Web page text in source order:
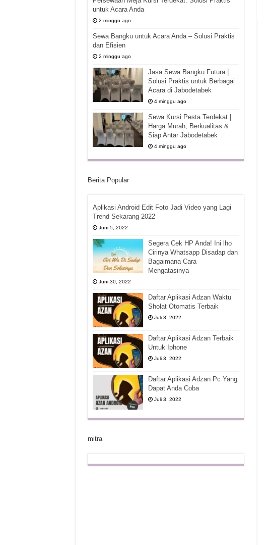
untuk Acara Anda
2 minggu ago
Sewa Bangku untuk Acara Anda – Solusi Praktis
dan Efisien
2 minggu ago
Jasa Sewa Bangku Futura |
Solusi Praktis untuk Berbagai
Acara di Jabodetabek
4 minggu ago
Sewa Kursi Pesta Terdekat |
Harga Murah, Berkualitas &
Siap Antar Jabodetabek
4 minggu ago
Berita Popular
Aplikasi Android Edit Foto Jadi Video yang Lagi
Trend Sekarang 2022
Juni 5, 2022
Segera Cek HP Anda! Ini lho
Cirinya Whatsapp Disadap dan
Bagaimana Cara
Mengatasinya
Juni 30, 2022
Daftar Aplikasi Adzan Waktu
Sholat Otomatis Terbaik
Juli 3, 2022
Daftar Aplikasi Adzan Terbaik
Untuk Iphone
Juli 3, 2022
Daftar Aplikasi Adzan Pc Yang
Dapat Anda Coba
Juli 3, 2022
mitra